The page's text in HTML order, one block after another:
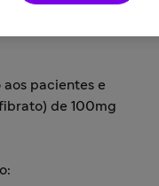
pacientes e
de 100mg